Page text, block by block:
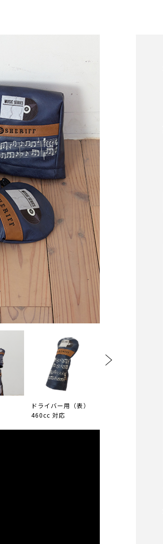
ドライバー用（表）
460cc 対応